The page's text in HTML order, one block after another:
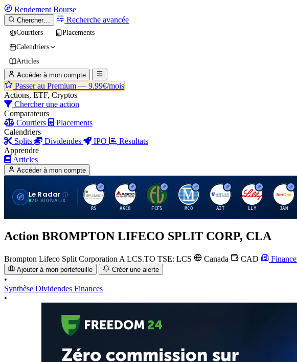
Rendement Bourse
Chercher… Recherche avancée
Courtiers
Placements
Calendriers
Articles
Accéder à mon compte
Passer au Premium — 9.99€/mois
Actions, ETF, Cryptos
Chercher une action
Comparateurs
Courtiers
Placements
Calendriers
Splits
Dividendes IPO
Résultats
Apprendre
Articles
Accéder à mon compte
Le Radar
20 SIGNAUX
R
RS
A
AGCO
F
FCFS
M
MCO
A
AIT
E
LLY
J
JAN
Action BROMPTON LIFECO SPLIT CORP, CLA
Brompton Lifeco Split Corporation A LCS.TO TSE: LCS Canada CAD Finance
Ajouter à mon portefeuille Créer une alerte
•
Synthèse Dividendes Finances
•